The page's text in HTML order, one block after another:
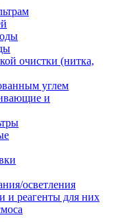
очистки (нитка,
углем
и
осветления
и реагенты для них